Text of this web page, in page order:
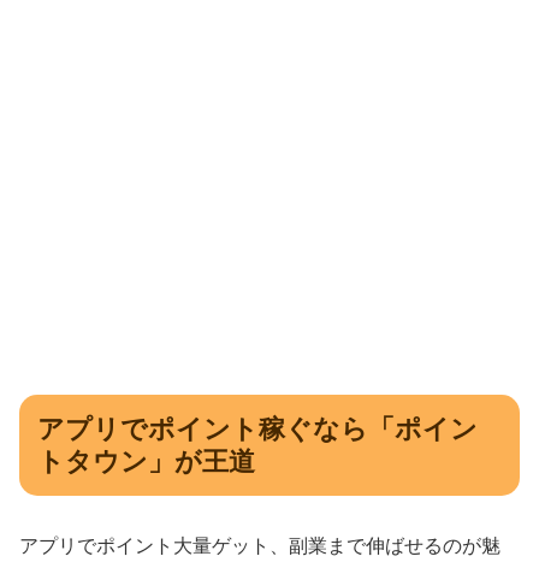
アプリでポイント稼ぐなら「ポイン
トタウン」が王道
アプリでポイント大量ゲット、副業まで伸ばせるのが魅